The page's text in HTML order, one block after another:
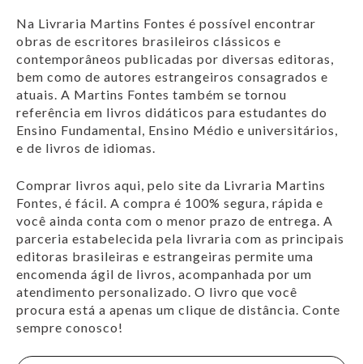
Na Livraria Martins Fontes é possível encontrar
obras de escritores brasileiros clássicos e
contemporâneos publicadas por diversas editoras,
bem como de autores estrangeiros consagrados e
atuais. A Martins Fontes também se tornou
referência em livros didáticos para estudantes do
Ensino Fundamental, Ensino Médio e universitários,
e de livros de idiomas.
Comprar livros aqui, pelo site da Livraria Martins
Fontes, é fácil. A compra é 100% segura, rápida e
você ainda conta com o menor prazo de entrega. A
parceria estabelecida pela livraria com as principais
editoras brasileiras e estrangeiras permite uma
encomenda ágil de livros, acompanhada por um
atendimento personalizado. O livro que você
procura está a apenas um clique de distância. Conte
sempre conosco!